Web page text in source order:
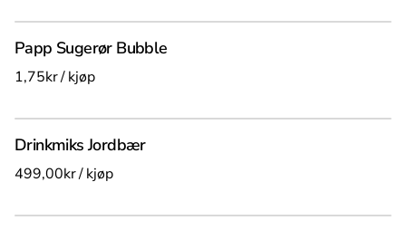
Papp Sugerør Bubble
/
Drinkmiks Jordbær
/